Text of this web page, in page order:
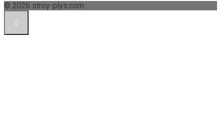
© 2026 stroy-plys.com